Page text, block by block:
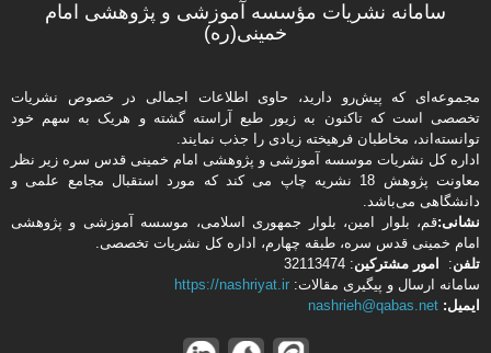
سامانه نشریات مؤسسه آموزشی و پژوهشی امام
خمینی(ره)
مجموعه‌ای که پیش‌رو دارید،‌ حاوی اطلاعات اجمالی در خصوص نشریات
تخصصی است که تاکنون به زیور طبع آراسته گشته و هریک به سهم خود
توانسته‌اند، مخاطبان فرهیخته‌ زیادی را جذب نمایند.
اداره كل نشریات موسسه آموزشی و پژوهشی امام خمینی قدس سره زیر نظر
معاونت پژوهش 18 نشریه چاپ می کند که مورد استقبال مجامع علمی و
دانشگاهی می‌باشد.
نشانی:قم، بلوار امین، بلوار جمهوری اسلامی، موسسه آموزشی و پژوهشی
امام خمینی قدس سره، طبقه چهارم، اداره كل نشریات تخصصی.
تلفن: امور مشتركین: 32113474
سامانه ارسال و پیگیری مقالات: https://nashriyat.ir
ایمیل: nashrieh@qabas.net